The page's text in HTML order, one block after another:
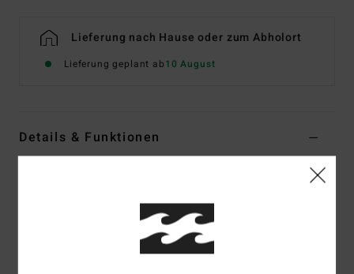
Lieferung nach Hause oder zum Abholort
Lieferung geplant ab10 August
Details & Funktionen
Farbcodegma0